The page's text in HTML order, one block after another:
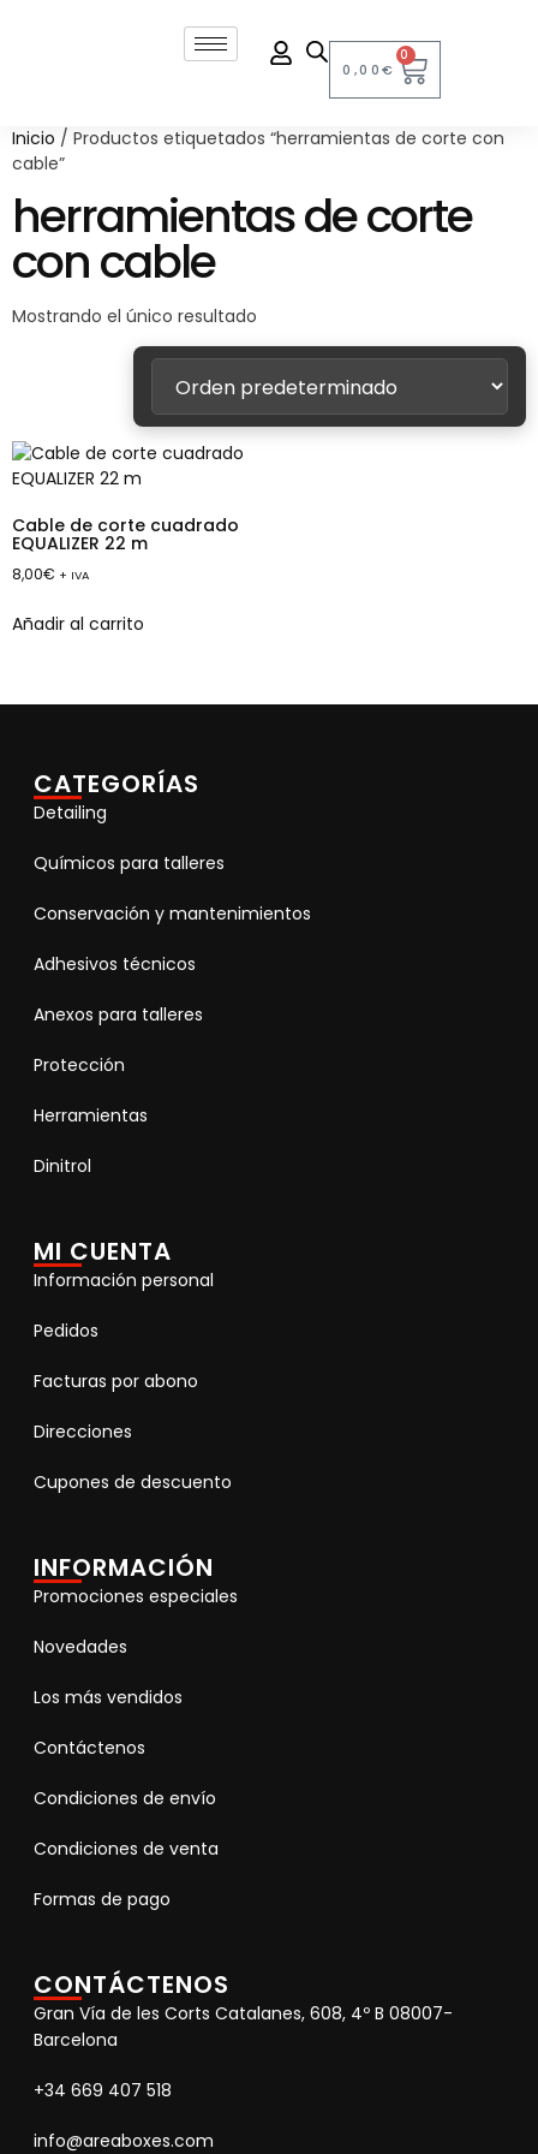
0,00€
0
Inicio / Productos etiquetados “herramientas de corte con
cable”
herramientas de corte
con cable
Mostrando el único resultado
Cable de corte cuadrado
EQUALIZER 22 m
8,00€ + IVA
Añadir al carrito
CATEGORÍAS
Detailing
Químicos para talleres
Conservación y mantenimientos
Adhesivos técnicos
Anexos para talleres
Protección
Herramientas
Dinitrol
MI CUENTA
Información personal
Pedidos
Facturas por abono
Direcciones
Cupones de descuento
INFORMACIÓN
Promociones especiales
Novedades
Los más vendidos
Contáctenos
Condiciones de envío
Condiciones de venta
Formas de pago
CONTÁCTENOS
Gran Vía de les Corts Catalanes, 608, 4º B 08007-
Barcelona
+34 669 407 518
info@areaboxes.com